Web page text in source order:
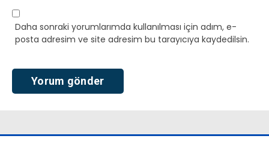
Daha sonraki yorumlarımda kullanılması için adım, e-
posta adresim ve site adresim bu tarayıcıya kaydedilsin.